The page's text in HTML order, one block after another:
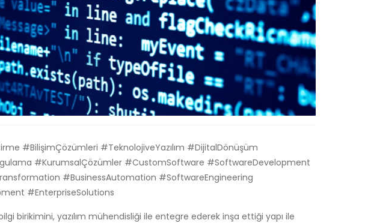
#BilişimÇözümleri #TeknolojiveYazılım #DijitalDönüşüm
#KurumsalÇözümler #CustomSoftware #SoftwareDevelopment
#BusinessAutomation #SoftwareEngineering
#EnterpriseSolutions
birikimini, yazılım mühendisliği ile entegre ederek inşa ettiği yapı ile